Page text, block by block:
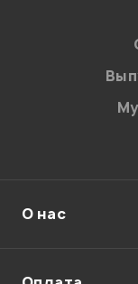
О нас